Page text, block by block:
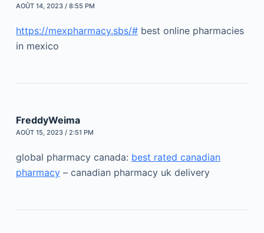
AOÛT 14, 2023 / 8:55 PM
https://mexpharmacy.sbs/#best online pharmacies
in mexico
FreddyWeima
AOÛT 15, 2023 / 2:51 PM
global pharmacy canada: best rated canadian
pharmacy– canadian pharmacy uk delivery